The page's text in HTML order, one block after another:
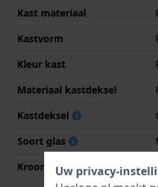
Kast materiaal
Kastvorm
Kleur kast
Materiaal kastdeksel
Kastdeksel
Soort glas
Kroon
Uw privacy-